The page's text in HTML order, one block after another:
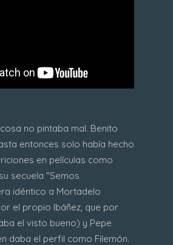
no pintaba mal. Benito
entonces solo había hecho
en películas como
secuela "Semos
idéntico a Mortadelo
el propio Ibáñez, que por
el visto bueno) y Pepe
daba el perfil como Filemón.